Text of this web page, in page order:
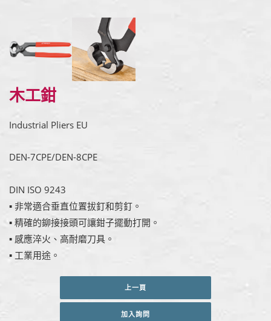
木工鉗
Industrial Pliers EU
DEN-7CPE/DEN-8CPE
DIN ISO 9243
▪ 非常適合垂直位置拔釘和剪釘。
▪ 精確的鉚接接頭可讓鉗子擺動打開。
▪ 感應淬火、高耐磨刀具。
▪ 工業用途。
上一頁
加入詢問